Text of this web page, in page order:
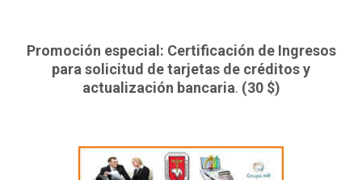
Promoción especial: Certificación de Ingresos
para solicitud de tarjetas de créditos y
actualización bancaria. (30 $)